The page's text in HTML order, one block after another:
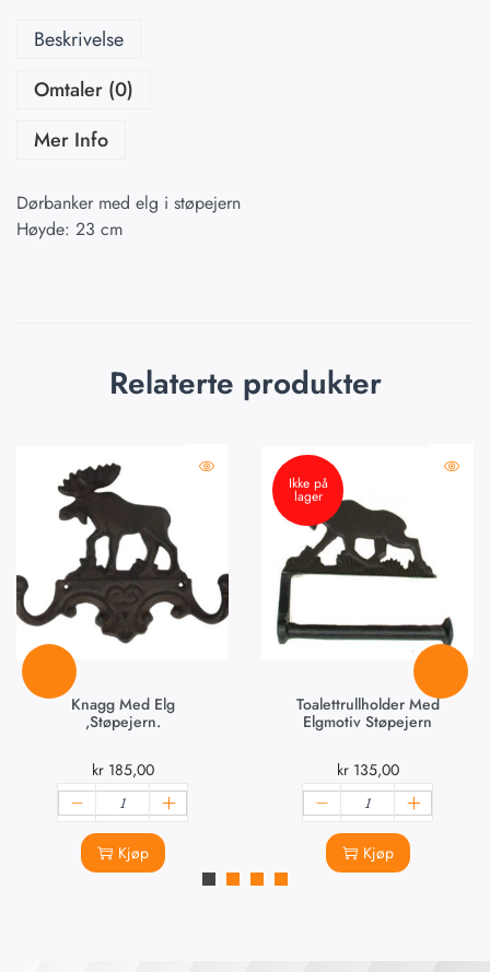
Beskrivelse
Omtaler (0)
Mer Info
Dørbanker med elg i støpejern
Høyde: 23 cm
Relaterte produkter
Knagg Med Elg
,støpejern.
kr185,00
Kjøp
Ikke på
lager
Toalettrullholder Med
Elgmotiv Støpejern
kr135,00
Kjøp